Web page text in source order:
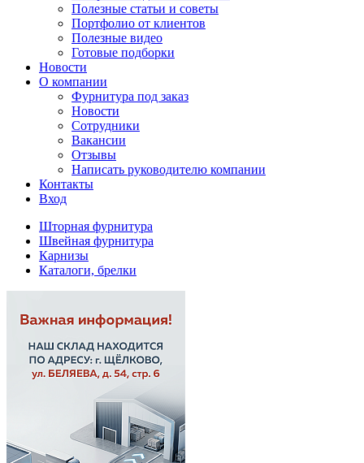
Полезные статьи и советы
Портфолио от клиентов
Полезные видео
Готовые подборки
Новости
О компании
Фурнитура под заказ
Новости
Сотрудники
Вакансии
Отзывы
Написать руководителю компании
Контакты
Вход
Шторная фурнитура
Швейная фурнитура
Карнизы
Каталоги, брелки